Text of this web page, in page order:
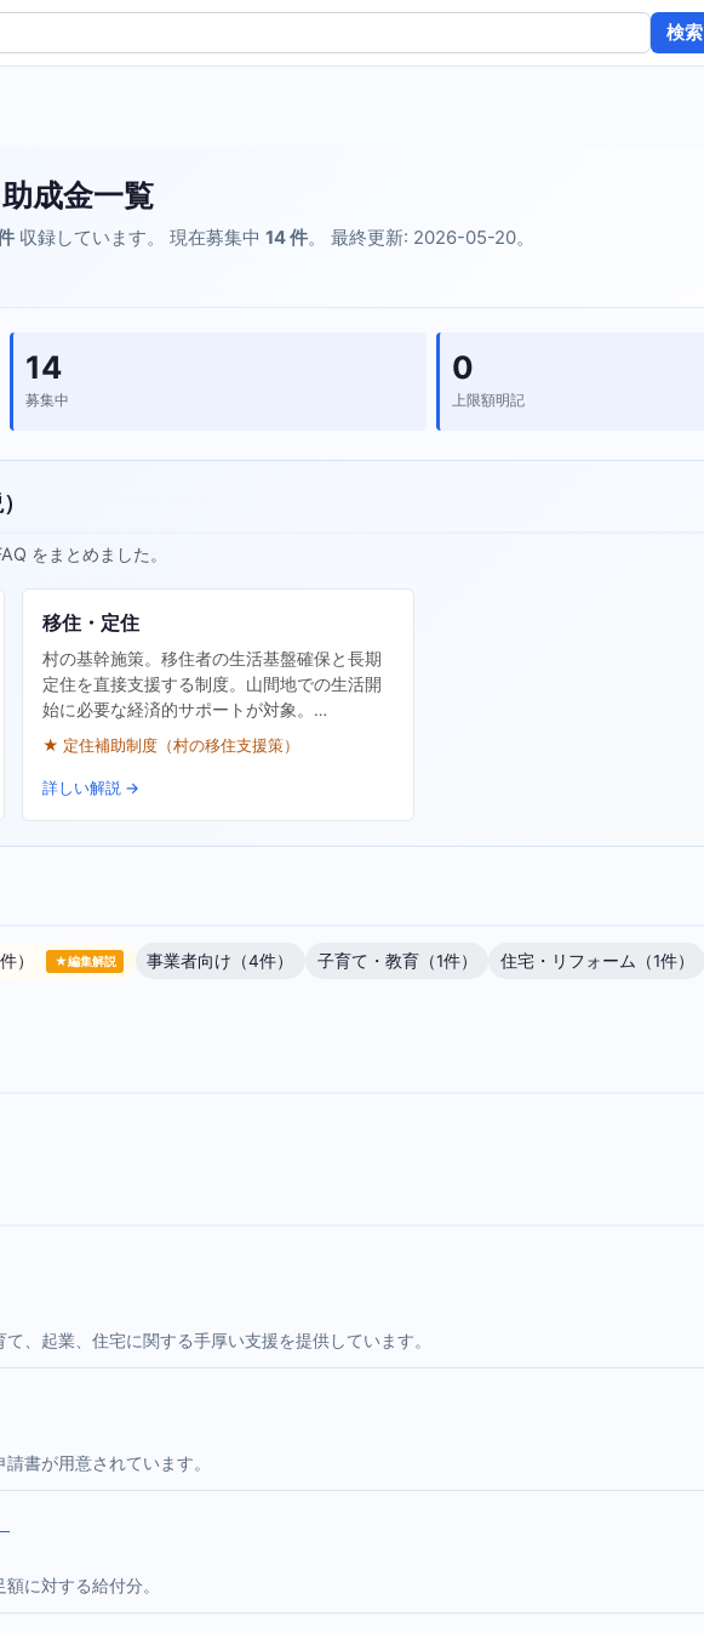
検索
成金一覧
収録しています。 現在募集中 14 件。 最終更新: 2026-05-20。
14
募集中
0
上限額明記
をまとめました。
移住・定住
村の基幹施策。移住者の生活基盤確保と長期
定住を直接支援する制度。山間地での生活開
始に必要な経済的サポートが対象。…
★ 定住補助制度（村の移住支援策）
詳しい解説 →
） ★編集解説 事業者向け（4件） 子育て・教育（1件）
住宅・リフォーム（1件）
、起業、住宅に関する手厚い支援を提供しています。
書が用意されています。
に対する給付分。